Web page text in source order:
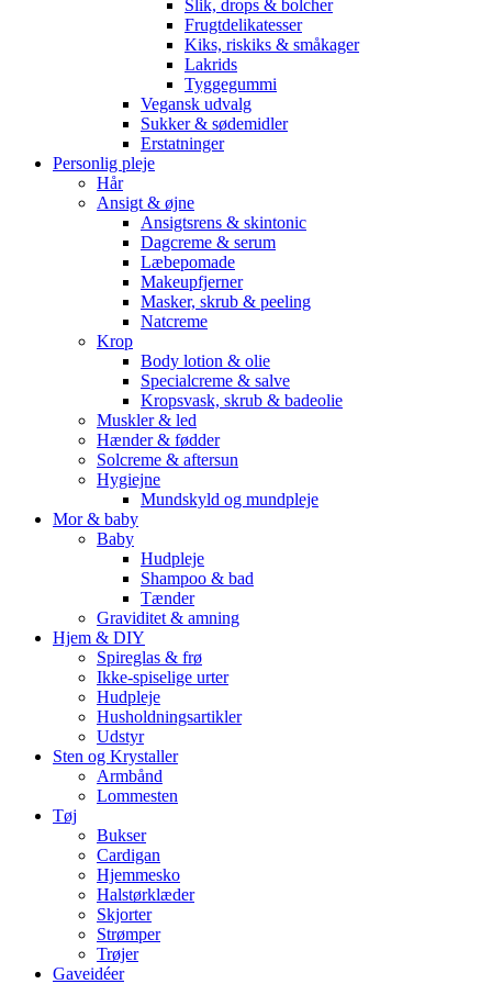
Slik, drops & bolcher
Frugtdelikatesser
Kiks, riskiks & småkager
Lakrids
Tyggegummi
Vegansk udvalg
Sukker & sødemidler
Erstatninger
Personlig pleje
Hår
Ansigt & øjne
Ansigtsrens & skintonic
Dagcreme & serum
Læbepomade
Makeupfjerner
Masker, skrub & peeling
Natcreme
Krop
Body lotion & olie
Specialcreme & salve
Kropsvask, skrub & badeolie
Muskler & led
Hænder & fødder
Solcreme & aftersun
Hygiejne
Mundskyld og mundpleje
Mor & baby
Baby
Hudpleje
Shampoo & bad
Tænder
Graviditet & amning
Hjem & DIY
Spireglas & frø
Ikke-spiselige urter
Hudpleje
Husholdningsartikler
Udstyr
Sten og Krystaller
Armbånd
Lommesten
Tøj
Bukser
Cardigan
Hjemmesko
Halstørklæder
Skjorter
Strømper
Trøjer
Gaveidéer